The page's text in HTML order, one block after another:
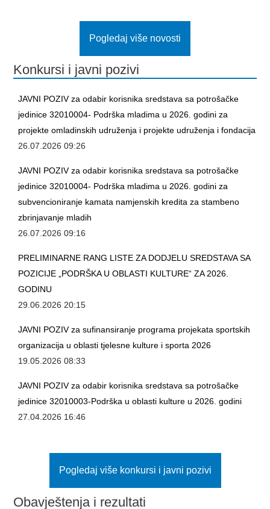
Pogledaj više novosti
Konkursi i javni pozivi
JAVNI POZIV za odabir korisnika sredstava sa potrošačke
jedinice 32010004- Podrška mladima u 2026. godini za
projekte omladinskih udruženja i projekte udruženja i fondacija
26.07.2026 09:26
JAVNI POZIV za odabir korisnika sredstava sa potrošačke
jedinice 32010004- Podrška mladima u 2026. godini za
subvencioniranje kamata namjenskih kredita za stambeno
zbrinjavanje mladih
26.07.2026 09:16
PRELIMINARNE RANG LISTE ZA DODJELU SREDSTAVA SA
POZICIJE „PODRŠKA U OBLASTI KULTURE“ ZA 2026.
GODINU
29.06.2026 20:15
JAVNI POZIV za sufinansiranje programa projekata sportskih
organizacija u oblasti tjelesne kulture i sporta 2026
19.05.2026 08:33
JAVNI POZIV za odabir korisnika sredstava sa potrošačke
jedinice 32010003-Podrška u oblasti kulture u 2026. godini
27.04.2026 16:46
Pogledaj više konkursi i javni pozivi
Obavještenja i rezultati